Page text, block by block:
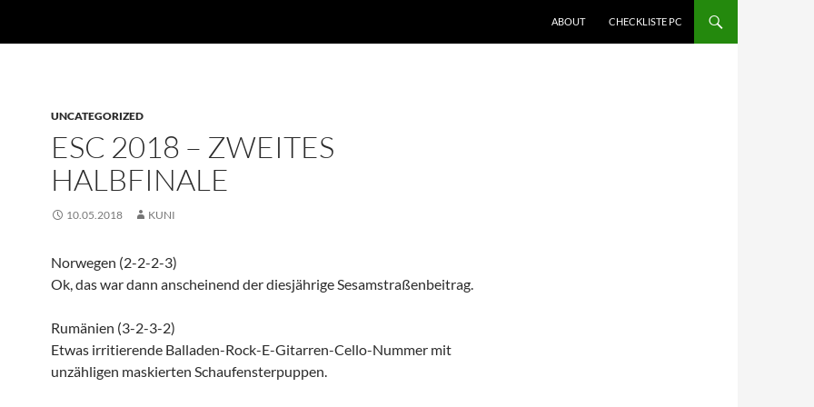
ABOUT CHECKLISTE PC
UNCATEGORIZED
ESC 2018 – ZWEITES
HALBFINALE
10.05.2018 KUNI
Norwegen (2-2-2-3)
Ok, das war dann anscheinend der diesjährige Sesamstraßenbeitrag.
Rumänien (3-2-3-2)
Etwas irritierende Balladen-Rock-E-Gitarren-Cello-Nummer mit
unzähligen maskierten Schaufensterpuppen.